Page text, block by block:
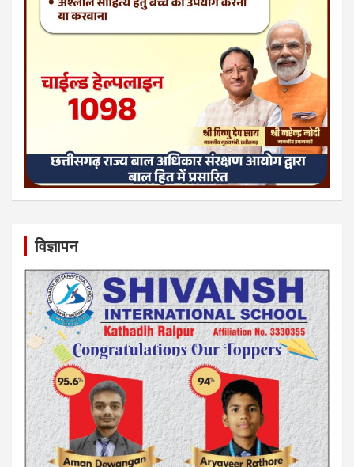
विज्ञापन